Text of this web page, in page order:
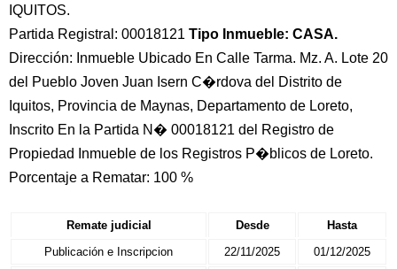
IQUITOS.
Partida Registral: 00018121 Tipo Inmueble: CASA.
Dirección: Inmueble Ubicado En Calle Tarma. Mz. A. Lote 20
del Pueblo Joven Juan Isern C�rdova del Distrito de
Iquitos, Provincia de Maynas, Departamento de Loreto,
Inscrito En la Partida N� 00018121 del Registro de
Propiedad Inmueble de los Registros P�blicos de Loreto.
Porcentaje a Rematar: 100 %
Remate judicial Desde
Hasta
Publicación e Inscripcion
22/11/2025 01/12/2025